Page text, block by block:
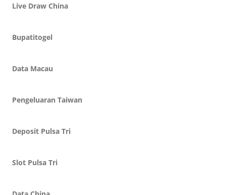
Live Draw China
Bupatitogel
Data Macau
Pengeluaran Taiwan
Deposit Pulsa Tri
Slot Pulsa Tri